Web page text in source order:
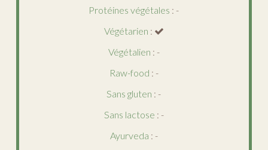
Protéines végétales : -
Végétarien :
Végétalien : -
Raw-food : -
Sans gluten : -
Sans lactose : -
Ayurveda : -